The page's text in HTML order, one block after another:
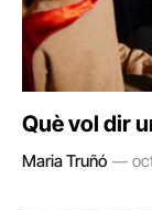
Què vol dir
Maria Truñó